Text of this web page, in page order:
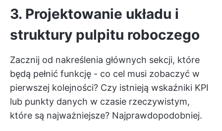
3. Projektowanie układu i
struktury pulpitu roboczego
Zacznij od nakreślenia głównych sekcji, które
będą pełnić funkcję - co cel musi zobaczyć w
pierwszej kolejności? Czy istnieją wskaźniki KPI
lub punkty danych w czasie rzeczywistym,
które są najważniejsze? Najprawdopodobniej.